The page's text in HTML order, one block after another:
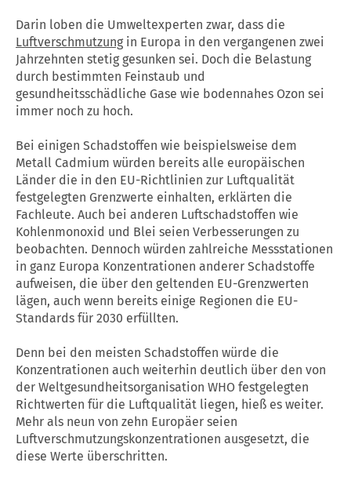
Darin loben die Umweltexperten zwar, dass die
Luftverschmutzungin Europa in den vergangenen zwei
Jahrzehnten stetig gesunken sei. Doch die Belastung
durch bestimmten Feinstaub und
gesundheitsschädliche Gase wie bodennahes Ozon sei
immer noch zu hoch.
Bei einigen Schadstoffen wie beispielsweise dem
Metall Cadmium würden bereits alle europäischen
Länder die in den EU-Richtlinien zur Luftqualität
festgelegten Grenzwerte einhalten, erklärten die
Fachleute. Auch bei anderen Luftschadstoffen wie
Kohlenmonoxid und Blei seien Verbesserungen zu
beobachten. Dennoch würden zahlreiche Messstationen
in ganz Europa Konzentrationen anderer Schadstoffe
aufweisen, die über den geltenden EU-Grenzwerten
lägen, auch wenn bereits einige Regionen die EU-
Standards für 2030 erfüllten.
Denn bei den meisten Schadstoffen würde die
Konzentrationen auch weiterhin deutlich über den von
der Weltgesundheitsorganisation WHO festgelegten
Richtwerten für die Luftqualität liegen, hieß es weiter.
Mehr als neun von zehn Europäer seien
Luftverschmutzungskonzentrationen ausgesetzt, die
diese Werte überschritten.